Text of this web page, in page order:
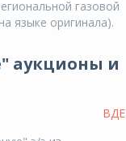
газовой
языке оригинала).
аукционы и
ВДЕ